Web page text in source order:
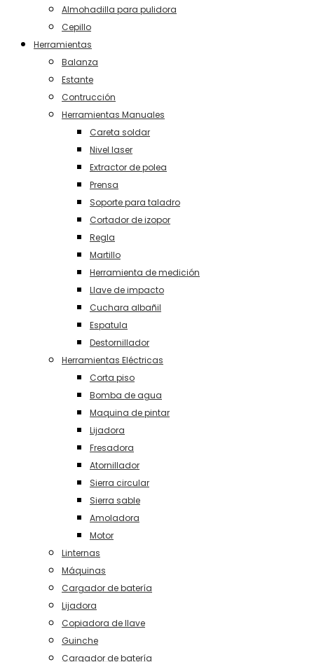
Almohadilla para pulidora
Cepillo
Herramientas
Balanza
Estante
Contrucción
Herramientas Manuales
Careta soldar
Nivel laser
Extractor de polea
Prensa
Soporte para taladro
Cortador de izopor
Regla
Martillo
Herramienta de medición
Llave de impacto
Cuchara albañil
Espatula
Destornillador
Herramientas Eléctricas
Corta piso
Bomba de agua
Maquina de pintar
Lijadora
Fresadora
Atornillador
Sierra circular
Sierra sable
Amoladora
Motor
Linternas
Máquinas
Cargador de batería
Lijadora
Copiadora de llave
Guinche
Cargador de batería